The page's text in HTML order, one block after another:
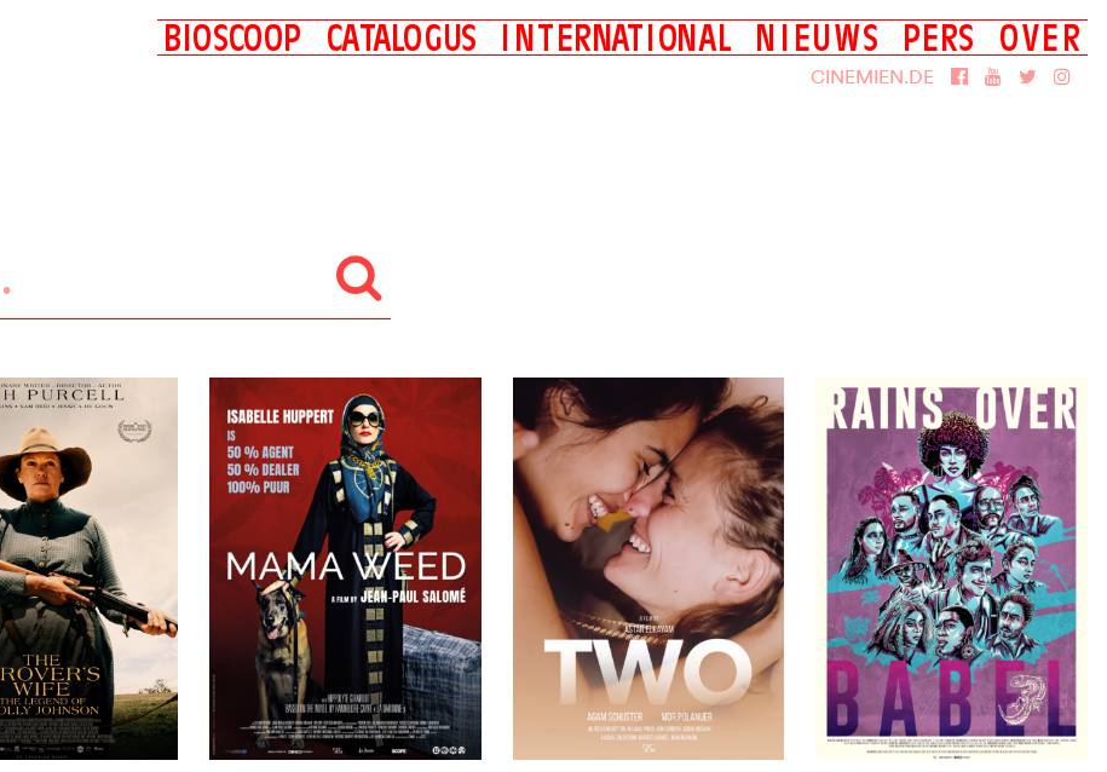
BIOSCOOP CATALOGUS I NTERNATIONAL N I EUWS PERS
Films
DVD
OVER
Over Cinemien
CINEMIEN.DE